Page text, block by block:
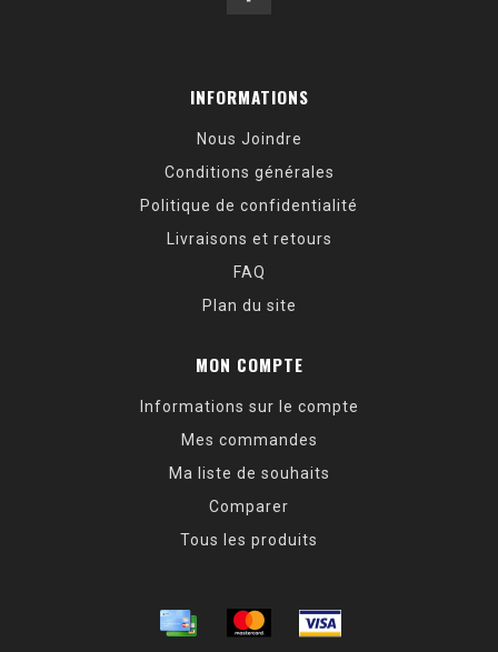
INFORMATIONS
Nous Joindre
Conditions générales
Politique de confidentialité
Livraisons et retours
FAQ
Plan du site
MON COMPTE
Informations sur le compte
Mes commandes
Ma liste de souhaits
Comparer
Tous les produits